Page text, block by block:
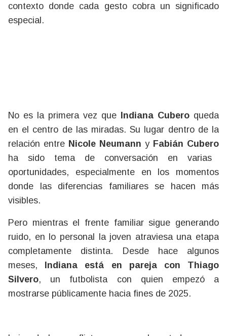
contexto donde cada gesto cobra un significado
especial.
No es la primera vez que Indiana Cubero queda
en el centro de las miradas. Su lugar dentro de la
relación entre Nicole Neumann y Fabián Cubero
ha sido tema de conversación en varias
oportunidades, especialmente en los momentos
donde las diferencias familiares se hacen más
visibles.
Pero mientras el frente familiar sigue generando
ruido, en lo personal la joven atraviesa una etapa
completamente distinta. Desde hace algunos
meses, Indiana está en pareja con Thiago
Silvero, un futbolista con quien empezó a
mostrarse públicamente hacia fines de 2025.